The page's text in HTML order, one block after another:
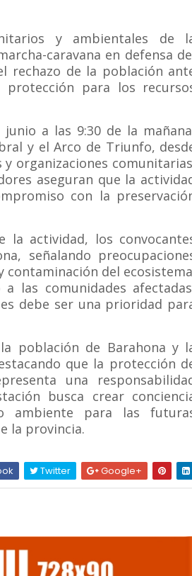
y ambientales de
caravana en defensa
rechazo de la población
protección para los
a las 9:30 de la
y el Arco de Triunfo,
organizaciones
aseguran que la
con la
la actividad, los
señalando
del
las comunidades
debe ser una prioridad
población de Barahona y
que la protección
una
busca crear
ambiente para las
la provincia.
Twitter Google+